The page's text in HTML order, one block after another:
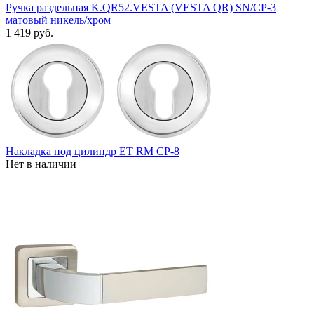
Ручка раздельная K.QR52.VESTA (VESTA QR) SN/CP-3
матовый никель/хром
1 419 руб.
Накладка под цилиндр ET RM CP-8
Нет в наличии